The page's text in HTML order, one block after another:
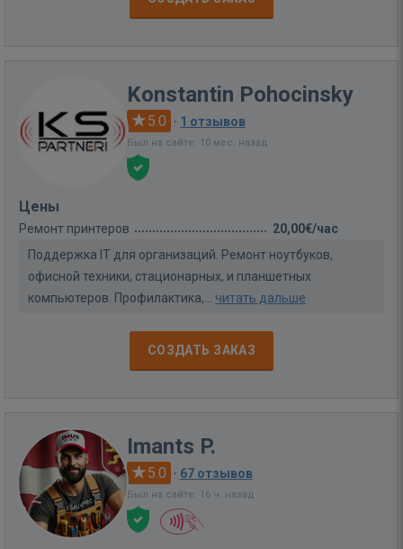
Konstantin Pohocinsky
5.0 · 1 отзывов
Был на сайте: 10 мес. назад
Цены
Ремонт принтеров
20,00€/час
Поддержка IT для организаций. Ремонт ноутбуков,
офисной техники, стационарных, и планшетных
компьютеров. Профилактика,... читать дальше
СОЗДАТЬ ЗАКАЗ
Imants P.
5.0 · 67 отзывов
Был на сайте: 16 ч. назад